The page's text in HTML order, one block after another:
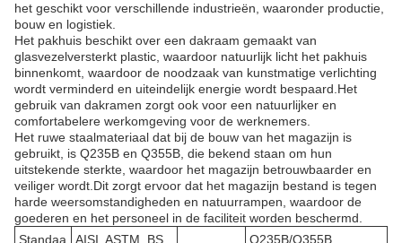
het geschikt voor verschillende industrieën, waaronder productie,
bouw en logistiek.
Het pakhuis beschikt over een dakraam gemaakt van
glasvezelversterkt plastic, waardoor natuurlijk licht het pakhuis
binnenkomt, waardoor de noodzaak van kunstmatige verlichting
wordt verminderd en uiteindelijk energie wordt bespaard.Het
gebruik van dakramen zorgt ook voor een natuurlijker en
comfortabelere werkomgeving voor de werknemers.
Het ruwe staalmateriaal dat bij de bouw van het magazijn is
gebruikt, is Q235B en Q355B, die bekend staan om hun
uitstekende sterkte, waardoor het magazijn betrouwbaarder en
veiliger wordt.Dit zorgt ervoor dat het magazijn bestand is tegen
harde weersomstandigheden en natuurrampen, waardoor de
goederen en het personeel in de faciliteit worden beschermd.
Standaa
AISI, ASTM, BS, Q235B/Q355B